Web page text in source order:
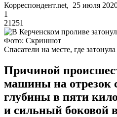
Корреспондент.net, 25 июля
1
21251
Фото: Скриншот
Спасатели на месте, где
Причиной
машины на отрезок
глубины в пяти
и сильный боковой